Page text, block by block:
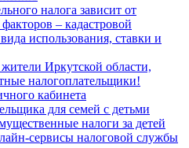
налога зависит от
– кадастровой
использования, ставки и
Иркутской области,
налогоплательщики!
кабинета
для семей с детьми
налоги за детей
сервисы налоговой службы